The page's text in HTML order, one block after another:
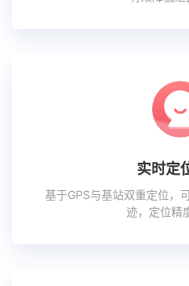
实时定
基于GPS与基站双重定位，
迹，定位精